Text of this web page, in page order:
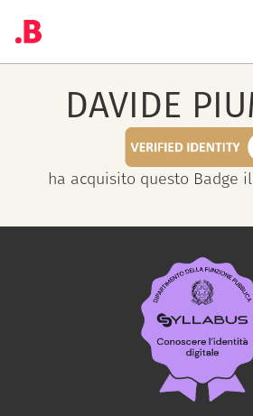
DAVIDE
ha acquisito questo Badge